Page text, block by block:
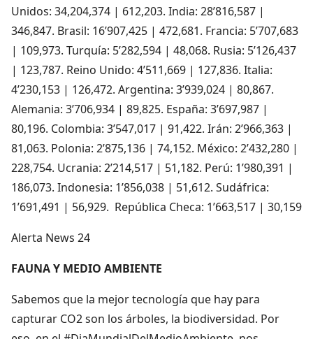
Unidos: 34,204,374 | 612,203. India: 28’816,587 |
346,847. Brasil: 16’907,425 | 472,681. Francia: 5’707,683
| 109,973. Turquía: 5’282,594 | 48,068. Rusia: 5’126,437
| 123,787. Reino Unido: 4’511,669 | 127,836. Italia:
4’230,153 | 126,472. Argentina: 3’939,024 | 80,867.
Alemania: 3’706,934 | 89,825. España: 3’697,987 |
80,196. Colombia: 3’547,017 | 91,422. Irán: 2’966,363 |
81,063. Polonia: 2’875,136 | 74,152. México: 2’432,280 |
228,754. Ucrania: 2’214,517 | 51,182. Perú: 1’980,391 |
186,073. Indonesia: 1’856,038 | 51,612. Sudáfrica:
1’691,491 | 56,929. República Checa: 1’663,517 | 30,159
Alerta News 24
FAUNA Y MEDIO AMBIENTE
Sabemos que la mejor tecnología que hay para
capturar CO2 son los árboles, la biodiversidad. Por